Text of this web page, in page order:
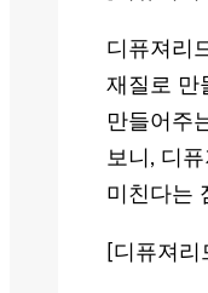
디퓨져리
재질로 만
만들어주
보니, 디
미친다는
[디퓨져리